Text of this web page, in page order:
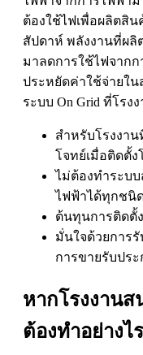
ต้องใช้ไฟเพื่อผลิตสิน
สัปดาห์ พลังงานที่ผลิ
มาลดการใช้ไฟจากก
ประหยัดค่าใช้จ่ายใน
ระบบ On Grid ที่โรง
สำหรับโรงงา
โจทย์เมื่อติดตั้ง
ไม่ต้องทำระบ
ไฟฟ้าได้ทุกชนิ
ต้นทุนการติดตั้
มั่นใจด้วยการ
การขายรับปร
หากโรงงานส
ต้องทำอย่างไ